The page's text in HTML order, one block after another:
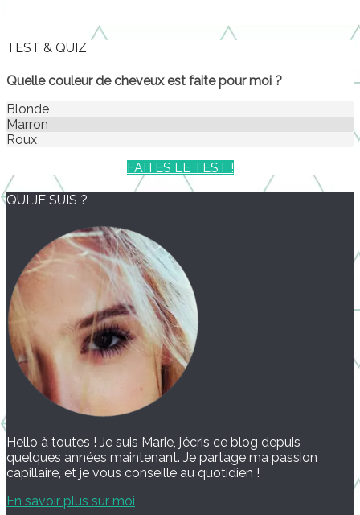
TEST & QUIZ
Quelle couleur de cheveux est faite pour moi ?
Blonde
Marron
Roux
FAITES LE TEST !
QUI JE SUIS ?
Hello à toutes ! Je suis Marie, j’écris ce blog depuis
quelques années maintenant. Je partage ma passion
capillaire, et je vous conseille au quotidien !
En savoir plus sur moi